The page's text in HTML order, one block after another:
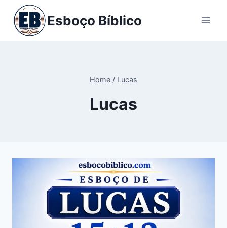
Pular
para
Esboço Bíblico
Home / Lucas
Lucas